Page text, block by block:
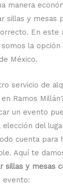
manera
sillas y mesas
En este
la opción
México.
servicio de
Ramos
un evento
del
cuenta para
Aquí te
sillas y mesas
evento: